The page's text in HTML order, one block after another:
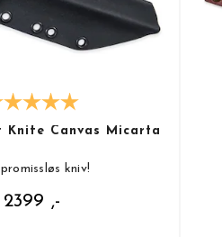
Knife Canvas Micarta
kniv!
2399 ,-